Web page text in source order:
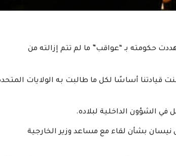
حكومته بـ “عواقب” ما لم تتم إزالته من
قيادتنا أساسًا لكل ما طالبت به الولايات
في الشؤون الداخلية لبلاده.
بشأن لقاء مع مساعد وزير الخارجية